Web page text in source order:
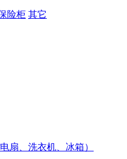
险柜 其它
扇、洗衣机、冰箱）